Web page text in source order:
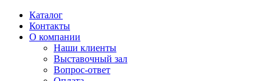
Каталог
Контакты
О компании
Наши клиенты
Выставочный зал
Вопрос-ответ